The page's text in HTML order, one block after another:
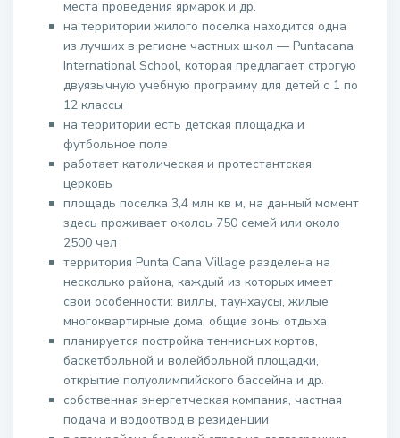
места проведения ярмарок и др.
на территории жилого поселка находится одна
из лучших в регионе частных школ — Puntacana
International School, которая предлагает строгую
двуязычную учебную программу для детей с 1 по
12 классы
на территории есть детская площадка и
футбольное поле
работает католическая и протестантская
церковь
площадь поселка 3,4 млн кв м, на данный момент
здесь проживает околоь 750 семей или около
2500 чел
территория Punta Cana Village разделена на
несколько района, каждый из которых имеет
свои особенности: виллы, таунхаусы, жилые
многоквартирные дома, общие зоны отдыха
планируется постройка теннисных кортов,
баскетбольной и волейбольной площадки,
открытие полуолимпийского бассейна и др.
собственная энергетческая компания, частная
подача и водоотвод в резиденции